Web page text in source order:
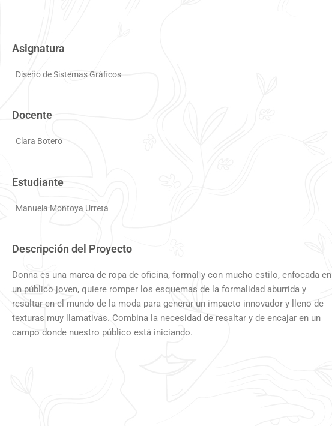
Asignatura
Diseño de Sistemas Gráficos
Docente
Clara Botero
Estudiante
Manuela Montoya Urreta
Descripción del Proyecto
Donna es una marca de ropa de oficina, formal y con mucho estilo, enfocada en
un público joven, quiere romper los esquemas de la formalidad aburrida y
resaltar en el mundo de la moda para generar un impacto innovador y lleno de
texturas muy llamativas. Combina la necesidad de resaltar y de encajar en un
campo donde nuestro público está iniciando.